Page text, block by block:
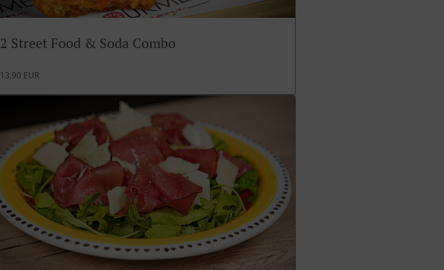
2 Street Food & Soda Combo
13.90 EUR